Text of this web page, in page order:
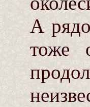
А
тоже